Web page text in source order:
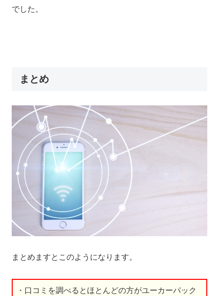
でした。
まとめ
まとめますとこのようになります。
・口コミを調べるとほとんどの方がユーカーパック